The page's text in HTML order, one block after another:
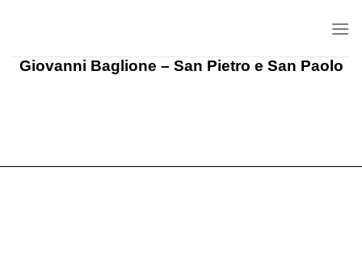
Giovanni Baglione – San Pietro e San Paolo